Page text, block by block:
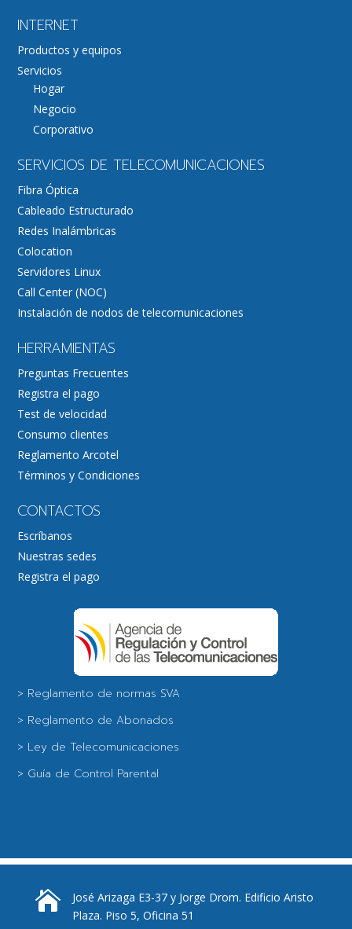
INTERNET
Productos y equipos
Servicios
Hogar
Negocio
Corporativo
SERVICIOS DE TELECOMUNICACIONES
Fibra Óptica
Cableado Estructurado
Redes Inalámbricas
Colocation
Servidores Linux
Call Center (NOC)
Instalación de nodos de telecomunicaciones
HERRAMIENTAS
Preguntas Frecuentes
Registra el pago
Test de velocidad
Consumo clientes
Reglamento Arcotel
Términos y Condiciones
CONTACTOS
Escríbanos
Nuestras sedes
Registra el pago
> Reglamento de normas SVA
> Reglamento de Abonados
> Ley de Telecomunicaciones
> Guía de Control Parental

José Arizaga E3-37 y Jorge Drom. Edificio Aristo
Plaza. Piso 5, Oficina 51